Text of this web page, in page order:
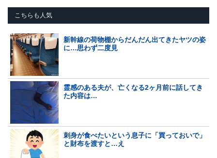
こちらも人気
新幹線の荷物棚からだんだん出てきたヤツの姿
に…思わず二度見
霊感のある夫が、亡くなる2ヶ月前に話してき
た内容は…
刺身が食べたいという息子に「買っておいで」
と財布を渡すと…え